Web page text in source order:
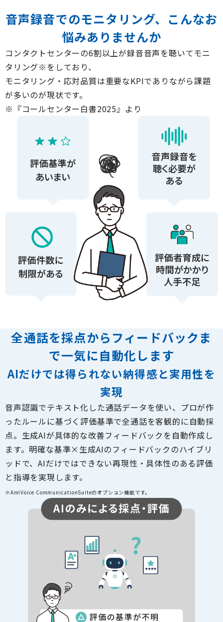
音声録音でのモニタリング、 こんなお
悩みありませんか
コンタクトセンターの6割以上が録音音声を聴いてモニ
タリング※をしており、
モニタリング・応対品質は重要なKPIでありながら課題
が多いのが現状です。
※『コールセンター白書2025』より
全通話を採点からフィードバックま
で一気に自動化します
AIだけでは得られない納得感と実用性を
実現
音声認識でテキスト化した通話データを使い、プロが作
ったルールに基づく評価基準で全通話を客観的に自動採
点。生成AIが具体的な改善フィードバックを自動作成し
ます。明確な基準×生成AIのフィードバックのハイブリ
ッドで、AIだけではできない再現性・具体性のある評価
と指導を実現します。
※AmiVoice CommunicationSuiteのオプション機能です。